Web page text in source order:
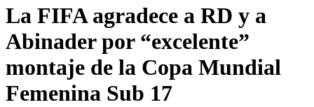
La FIFA agradece a RD y a
Abinader por “excelente”
montaje de la Copa Mundial
Femenina Sub 17